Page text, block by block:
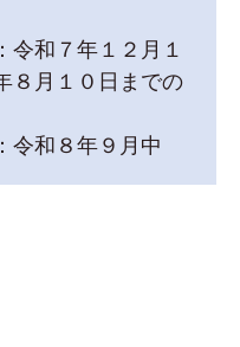
令和７年１２月１
８月１０日までの
令和８年９月中